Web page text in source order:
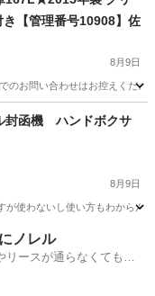
【管理番号10908】佐
8月9日
のお問い合わせはお控えくだ
封函機 ハンドボクサ
8月9日
使わないし使い方もわからん
ノレル
リースが通らなくてもク